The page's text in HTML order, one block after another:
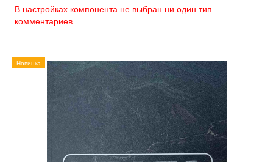
В настройках компонента не выбран ни один тип
комментариев
Новинка